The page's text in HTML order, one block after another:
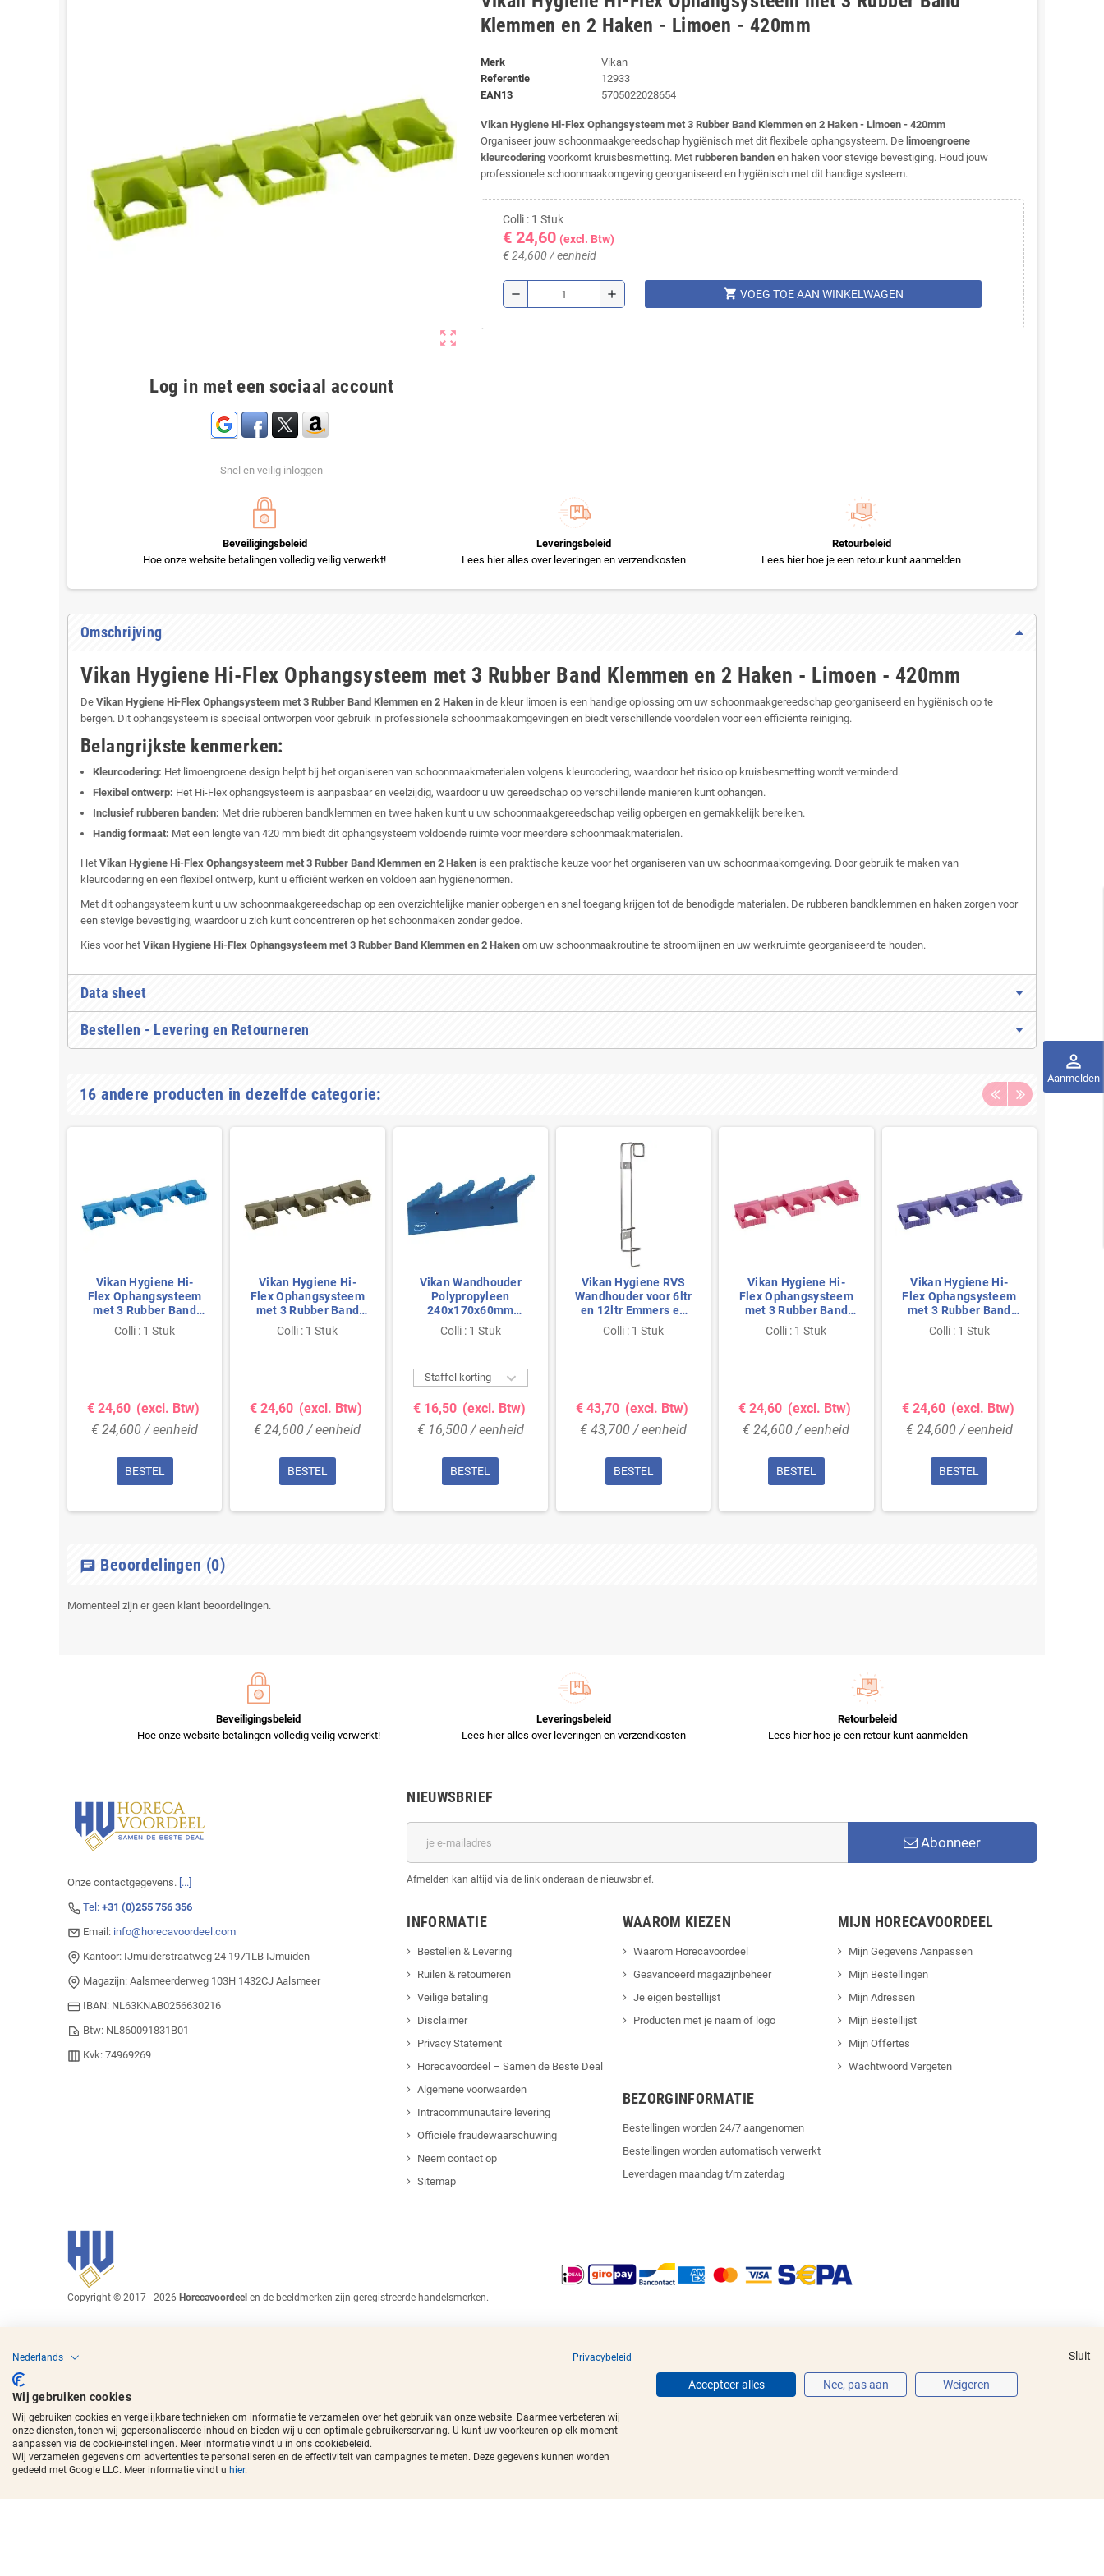
perm_identity
Aanmelden
zoom_out_map
Log in met een sociaal account
Snel en veilig inloggen
Klemmen en 2 Haken - Limoen - 420mm
Merk
Vikan
Referentie
12933
EAN13
5705022028654
Vikan Hygiene Hi-Flex Ophangsysteem met 3 Rubber Band Klemmen en 2 Haken - Limoen - 420mm
Organiseer jouw schoonmaakgereedschap hygiënisch met dit flexibele ophangsysteem. De limoengroene
kleurcoderingvoorkomt kruisbesmetting. Met rubberen bandenen haken voor stevige bevestiging. Houd jouw
professionele schoonmaakomgeving georganiseerd en hygiënisch met dit handige systeem.
Colli : 1 Stuk
€ 24,60 (excl. Btw)
€ 24,600 / eenheid
remove add shopping_cart VOEG TOE AAN WINKELWAGEN
Beveiligingsbeleid
Hoe onze website betalingen volledig veilig verwerkt!
Leveringsbeleid
Lees hier alles over leveringen en verzendkosten
Retourbeleid
Lees hier hoe je een retour kunt aanmelden
Omschrijving
Vikan Hygiene Hi-Flex Ophangsysteem met 3 Rubber Band Klemmen en 2 Haken - Limoen - 420mm
De Vikan Hygiene Hi-Flex Ophangsysteem met 3 Rubber Band Klemmen en 2 Haken in de kleur limoen is een handige oplossing om uw schoonmaakgereedschap georganiseerd en hygiënisch op te
bergen. Dit ophangsysteem is speciaal ontworpen voor gebruik in professionele schoonmaakomgevingen en biedt verschillende voordelen voor een efficiënte reiniging.
Belangrijkste kenmerken:
Kleurcodering: Het limoengroene design helpt bij het organiseren van schoonmaakmaterialen volgens kleurcodering, waardoor het risico op kruisbesmetting wordt verminderd.
Flexibel ontwerp: Het Hi-Flex ophangsysteem is aanpasbaar en veelzijdig, waardoor u uw gereedschap op verschillende manieren kunt ophangen.
Inclusief rubberen banden: Met drie rubberen bandklemmen en twee haken kunt u uw schoonmaakgereedschap veilig opbergen en gemakkelijk bereiken.
Handig formaat: Met een lengte van 420 mm biedt dit ophangsysteem voldoende ruimte voor meerdere schoonmaakmaterialen.
Het Vikan Hygiene Hi-Flex Ophangsysteem met 3 Rubber Band Klemmen en 2 Haken is een praktische keuze voor het organiseren van uw schoonmaakomgeving. Door gebruik te maken van
kleurcodering en een flexibel ontwerp, kunt u efficiënt werken en voldoen aan hygiënenormen.
Met dit ophangsysteem kunt u uw schoonmaakgereedschap op een overzichtelijke manier opbergen en snel toegang krijgen tot de benodigde materialen. De rubberen bandklemmen en haken zorgen voor
een stevige bevestiging, waardoor u zich kunt concentreren op het schoonmaken zonder gedoe.
Kies voor het Vikan Hygiene Hi-Flex Ophangsysteem met 3 Rubber Band Klemmen en 2 Haken om uw schoonmaakroutine te stroomlijnen en uw werkruimte georganiseerd te houden.
Data sheet
Bestellen - Levering en Retourneren
16 andere producten in dezelfde categorie:
Vikan Hygiene Hi-
Flex Ophangsysteem
met 3 Rubber Band
Klemmen en 2 Haken
- Blauw - 420mm
Colli : 1 Stuk
€ 24,60 (excl. Btw)
€ 24,600 / eenheid
BESTEL
Vikan Hygiene Hi-
Flex Ophangsysteem
met 3 Rubber Band
Klemmen en 2 Haken
- Bruin - 420mm
Colli : 1 Stuk
€ 24,60 (excl. Btw)
€ 24,600 / eenheid
BESTEL
Vikan Wandhouder
Polypropyleen
240x170x60mm
Blauw
Colli : 1 Stuk
Staffel korting 
€ 16,50 (excl. Btw)
€ 16,500 / eenheid
BESTEL
Vikan Hygiene RVS
Wandhouder voor 6ltr
en 12ltr Emmers en
Deksels - 370mm
Colli : 1 Stuk
€ 43,70 (excl. Btw)
€ 43,700 / eenheid
BESTEL
Vikan Hygiene Hi-
Flex Ophangsysteem
met 3 Rubber Band
Klemmen en 2 Haken
- Roze - 420mm
Colli : 1 Stuk
€ 24,60 (excl. Btw)
€ 24,600 / eenheid
BESTEL
Vikan Hygiene Hi-
Flex Ophangsysteem
met 3 Rubber Band
Klemmen en 2 Haken
- Paars - 420mm
Colli : 1 Stuk
€ 24,60 (excl. Btw)
€ 24,600 / eenheid
BESTEL
chat Beoordelingen (0)
Momenteel zijn er geen klant beoordelingen.
Beveiligingsbeleid
Hoe onze website betalingen volledig veilig verwerkt!
Leveringsbeleid
Lees hier alles over leveringen en verzendkosten
Retourbeleid
Lees hier hoe je een retour kunt aanmelden
Onze contactgegevens. [...]
Tel: +31 (0)255 756 356
Email: info@horecavoordeel.com
Kantoor: IJmuiderstraatweg 24 1971LB IJmuiden
Magazijn: Aalsmeerderweg 103H 1432CJ Aalsmeer
IBAN: NL63KNAB0256630216
Btw: NL860091831B01
Kvk: 74969269
NIEUWSBRIEF
Abonneer
Afmelden kan altijd via de link onderaan de nieuwsbrief.
INFORMATIE
Bestellen & Levering
Ruilen & retourneren
Veilige betaling
Disclaimer
Privacy Statement
Horecavoordeel – Samen de Beste Deal
Algemene voorwaarden
Intracommunautaire levering
Officiële fraudewaarschuwing
Neem contact op
Sitemap
WAAROM KIEZEN
Waarom Horecavoordeel
Geavanceerd magazijnbeheer
Je eigen bestellijst
Producten met je naam of logo
MIJN HORECAVOORDEEL
Mijn Gegevens Aanpassen
Mijn Bestellingen
Mijn Adressen
Mijn Bestellijst
Mijn Offertes
Wachtwoord Vergeten
BEZORGINFORMATIE
Bestellingen worden 24/7 aangenomen
Bestellingen worden automatisch verwerkt
Leverdagen maandag t/m zaterdag
Copyright © 2017 - 2026 Horecavoordeel en de beeldmerken zijn geregistreerde handelsmerken.
Sluit
Nederlands Privacybeleid
Wij gebruiken cookies
Wij gebruiken cookies en vergelijkbare technieken om informatie te verzamelen over het gebruik van onze website. Daarmee verbeteren wij
onze diensten, tonen wij gepersonaliseerde inhoud en bieden wij u een optimale gebruikerservaring. U kunt uw voorkeuren op elk moment
aanpassen via de cookie-instellingen. Meer informatie vindt u in ons cookiebeleid.
Wij verzamelen gegevens om advertenties te personaliseren en de effectiviteit van campagnes te meten. Deze gegevens kunnen worden
gedeeld met Google LLC. Meer informatie vindt u hier.
Accepteer alles Nee, pas aan Weigeren